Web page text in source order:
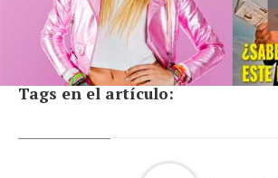
Tags en el artículo: